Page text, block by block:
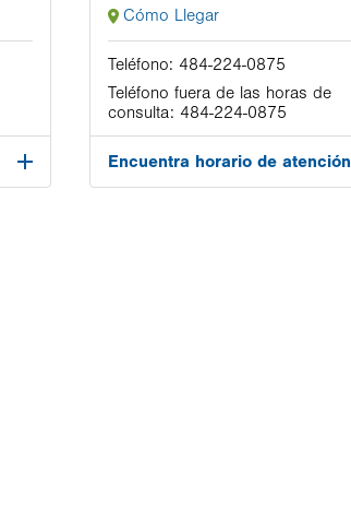
Cómo Llegar
Teléfono: 484-224-0875
Teléfono fuera de las horas de
consulta: 484-224-0875
Encuentra horario de atención